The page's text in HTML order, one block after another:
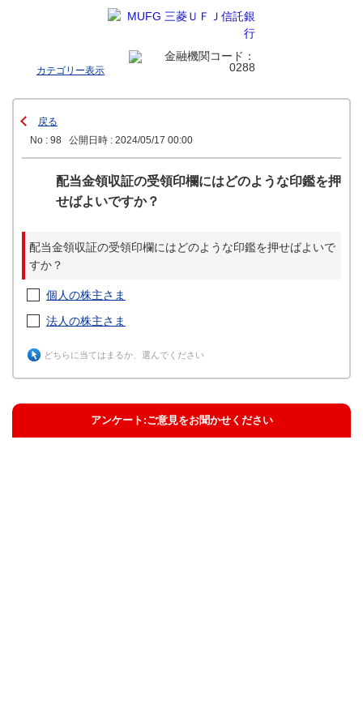
カテゴリー表示
戻る
No : 98
公開日時 : 2024/05/17 00:00
配当金領収証の受領印欄にはどのような印鑑を押
せばよいですか？
配当金領収証の受領印欄にはどのような印鑑を押せばよいで
すか？
個人の株主さま
法人の株主さま
どちらに当てはまるか、選んでください
アンケート:ご意見をお聞かせください